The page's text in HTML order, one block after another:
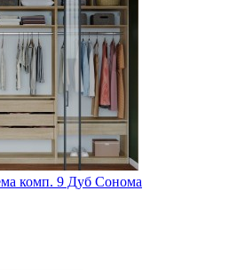
комп. 9 Дуб Сонома